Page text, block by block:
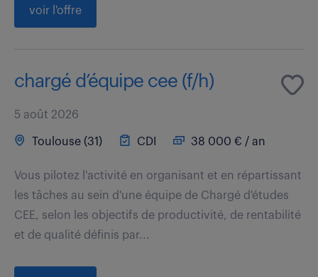
voir l'offre
chargé d’équipe cee (f/h)
5 août 2026
Toulouse (31) CDI 38 000 € / an
Vous pilotez l'activité en organisant et en répartissant
les tâches au sein d'une équipe de Chargé d'études
CEE, selon les objectifs de productivité, de rentabilité
et de qualité définis par...